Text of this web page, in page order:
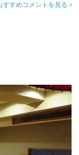
すすめコメントを見る